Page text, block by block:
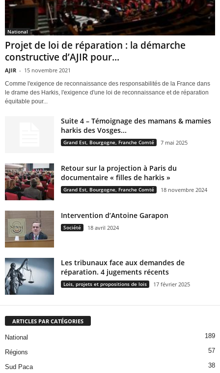
National
Projet de loi de réparation : la démarche
constructive d’AJIR pour...
AJIR - 15 novembre 2021
Comme l'exigence de reconnaissance des responsabilités de la France dans
le drame des Harkis, l'exigence d'une loi de reconnaissance et de réparation
équitable pour...
Suite 4 – Témoignage des mamans & mamies
harkis des Vosges...
Grand Est, Bourgogne, Franche Comté 7 mai 2025
Retour sur la projection à Paris du
documentaire « filles de harkis »
Grand Est, Bourgogne, Franche Comté 18 novembre 2024
Intervention d’Antoine Garapon
Société 18 avril 2024
Les tribunaux face aux demandes de
réparation. 4 jugements récents
Lois, projets et propositions de lois 17 février 2025
ARTICLES PAR CATÉGORIES
National 189
Régions 57
Sud Paca 38